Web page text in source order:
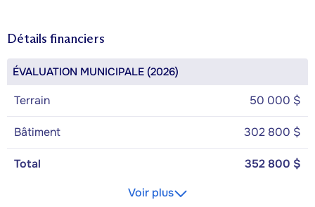
Détails financiers
ÉVALUATION MUNICIPALE (2026)
Terrain 50 000 $
Bâtiment 302 800 $
Total
352 800 $
Voir plus